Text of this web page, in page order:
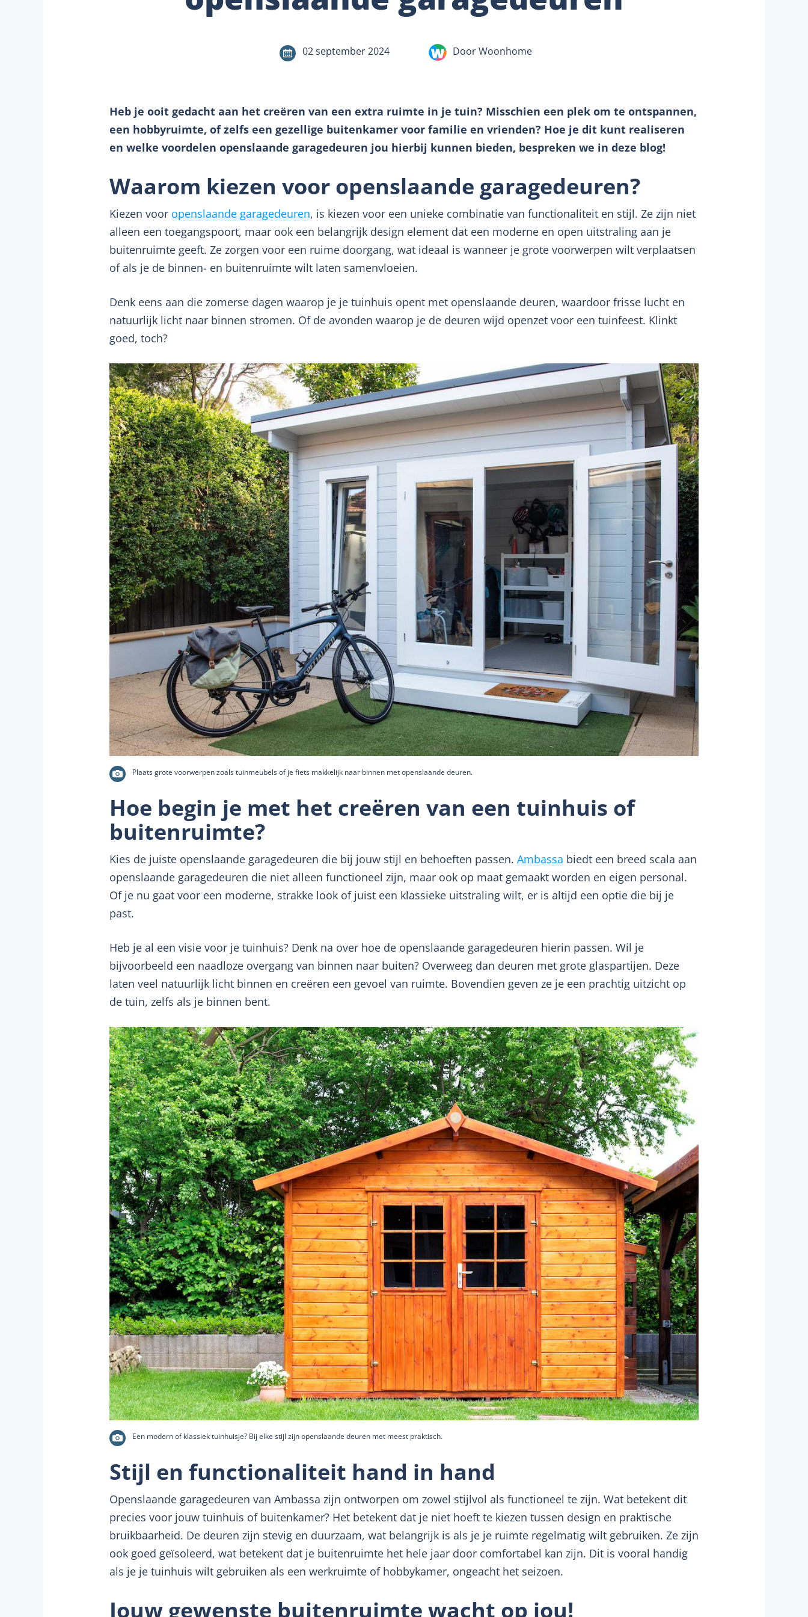
02 september 2024 Door Woonhome
Heb je ooit gedacht aan het creëren van een extra ruimte in je tuin? Misschien een plek om te ontspannen,
een hobbyruimte, of zelfs een gezellige buitenkamer voor familie en vrienden? Hoe je dit kunt realiseren
en welke voordelen openslaande garagedeuren jou hierbij kunnen bieden, bespreken we in deze blog!
Waarom kiezen voor openslaande garagedeuren?
Kiezen voor openslaande garagedeuren, is kiezen voor een unieke combinatie van functionaliteit en stijl. Ze zijn niet
alleen een toegangspoort, maar ook een belangrijk design element dat een moderne en open uitstraling aan je
buitenruimte geeft. Ze zorgen voor een ruime doorgang, wat ideaal is wanneer je grote voorwerpen wilt verplaatsen
of als je de binnen- en buitenruimte wilt laten samenvloeien.
Denk eens aan die zomerse dagen waarop je je tuinhuis opent met openslaande deuren, waardoor frisse lucht en
natuurlijk licht naar binnen stromen. Of de avonden waarop je de deuren wijd openzet voor een tuinfeest. Klinkt
goed, toch?
Plaats grote voorwerpen zoals tuinmeubels of je fiets makkelijk naar binnen met openslaande deuren.
Hoe begin je met het creëren van een tuinhuis of
buitenruimte?
Kies de juiste openslaande garagedeuren die bij jouw stijl en behoeften passen. Ambassa biedt een breed scala aan
openslaande garagedeuren die niet alleen functioneel zijn, maar ook op maat gemaakt worden en eigen personal.
Of je nu gaat voor een moderne, strakke look of juist een klassieke uitstraling wilt, er is altijd een optie die bij je
past.
Heb je al een visie voor je tuinhuis? Denk na over hoe de openslaande garagedeuren hierin passen. Wil je
bijvoorbeeld een naadloze overgang van binnen naar buiten? Overweeg dan deuren met grote glaspartijen. Deze
laten veel natuurlijk licht binnen en creëren een gevoel van ruimte. Bovendien geven ze je een prachtig uitzicht op
de tuin, zelfs als je binnen bent.
Een modern of klassiek tuinhuisje? Bij elke stijl zijn openslaande deuren met meest praktisch.
Stijl en functionaliteit hand in hand
Openslaande garagedeuren van Ambassa zijn ontworpen om zowel stijlvol als functioneel te zijn. Wat betekent dit
precies voor jouw tuinhuis of buitenkamer? Het betekent dat je niet hoeft te kiezen tussen design en praktische
bruikbaarheid. De deuren zijn stevig en duurzaam, wat belangrijk is als je je ruimte regelmatig wilt gebruiken. Ze zijn
ook goed geïsoleerd, wat betekent dat je buitenruimte het hele jaar door comfortabel kan zijn. Dit is vooral handig
als je je tuinhuis wilt gebruiken als een werkruimte of hobbykamer, ongeacht het seizoen.
Jouw gewenste buitenruimte wacht op jou!